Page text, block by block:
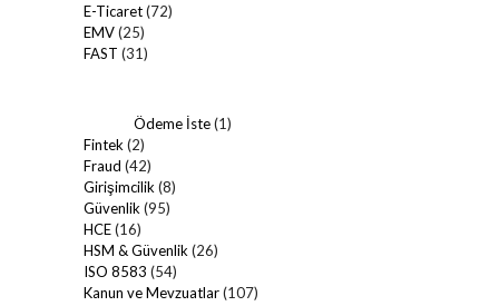
E-Ticaret(72)
EMV(25)
FAST (31)
Ödeme İste(1)
Fintek (2)
Fraud (42)
Girişimcilik (8)
Güvenlik (95)
HCE(16)
HSM & Güvenlik (26)
ISO 8583 (54)
Kanun ve Mevzuatlar(107)